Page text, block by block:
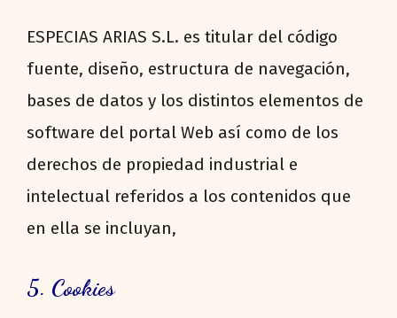
ESPECIAS ARIAS S.L. es titular del código
fuente, diseño, estructura de navegación,
bases de datos y los distintos elementos de
software del portal Web así como de los
derechos de propiedad industrial e
intelectual referidos a los contenidos que
en ella se incluyan,
5. Cookies